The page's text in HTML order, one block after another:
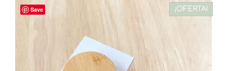
Save ¡OFERTA!